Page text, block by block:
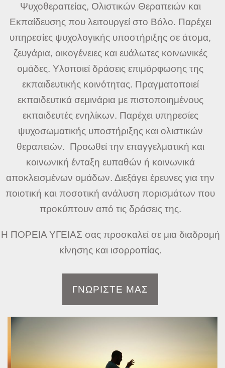
Ψυχοθεραπείας, Ολιστικών Θεραπειών και
Εκπαίδευσης που λειτουργεί στο Βόλο. Παρέχει
υπηρεσίες ψυχολογικής υποστήριξης σε άτομα,
ζευγάρια, οικογένειες και ευάλωτες κοινωνικές
ομάδες. Υλοποιεί δράσεις επιμόρφωσης της
εκπαιδευτικής κοινότητας. Πραγματοποιεί
εκπαιδευτικά σεμινάρια με πιστοποιημένους
εκπαιδευτές ενηλίκων. Παρέχει υπηρεσίες
ψυχοσωματικής υποστήριξης και ολιστικών
θεραπειών. Προωθεί την επαγγελματική και
κοινωνική ένταξη ευπαθών ή κοινωνικά
αποκλεισμένων ομάδων. Διεξάγει έρευνες για την
ποιοτική και ποσοτική ανάλυση πορισμάτων που
προκύπτουν από τις δράσεις της.
Η ΠΟΡΕΙΑ ΥΓΕΙΑΣ σας προσκαλεί σε μια διαδρομή
κίνησης και ισορροπίας.
ΓΝΩΡΙΣΤΕ ΜΑΣ